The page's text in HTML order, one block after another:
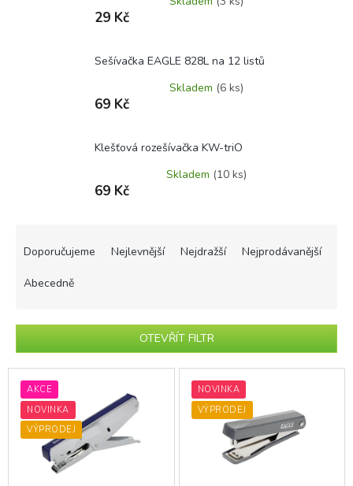
29 Kč
Sešívačka EAGLE 828L na 12 listů
Skladem (6 ks)
69 Kč
Klešťová rozešívačka KW-triO
Skladem (10 ks)
69 Kč
p
r
o
d
u
k
t
Doporučujeme Nejlevnější Nejdražší Nejprodávanější
Abecedně
OTEVŘÍT FILTR
V
ý
s
AKCE
NOVINKA
VÝPRODEJ
NOVINKA
VÝPRODEJ